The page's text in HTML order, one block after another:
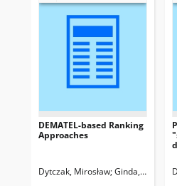
DEMATEL-based Ranking
Approaches
Dytczak, Mirosław Ginda,